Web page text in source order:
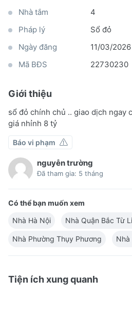
Nhà tắm
4
Pháp lý
Sổ đỏ
Ngày đăng
11/03/2026
Mã BĐS
22730230
Giới thiệu
sổ đỏ chính chủ .. giao dịch ngay
giá nhỉnh 8 tỷ
Báo vi phạm
nguyễn trường
Đã tham gia: 5 tháng
Có thể bạn muốn xem
Nhà Hà Nội
Nhà Quận Bắc Từ
Nhà Phường Thụy Phương Nhà
Tiện ích xung quanh